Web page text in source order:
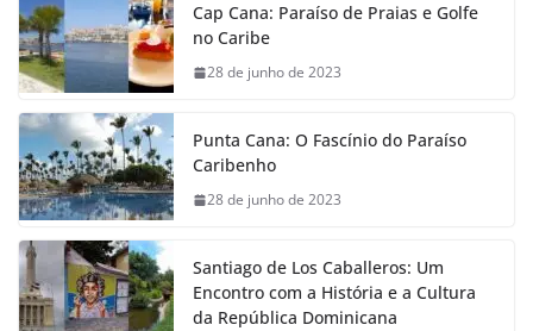
Cap Cana: Paraíso de Praias e Golfe
no Caribe
28 de junho de 2023
Punta Cana: O Fascínio do Paraíso
Caribenho
28 de junho de 2023
Santiago de Los Caballeros: Um
Encontro com a História e a Cultura
da República Dominicana